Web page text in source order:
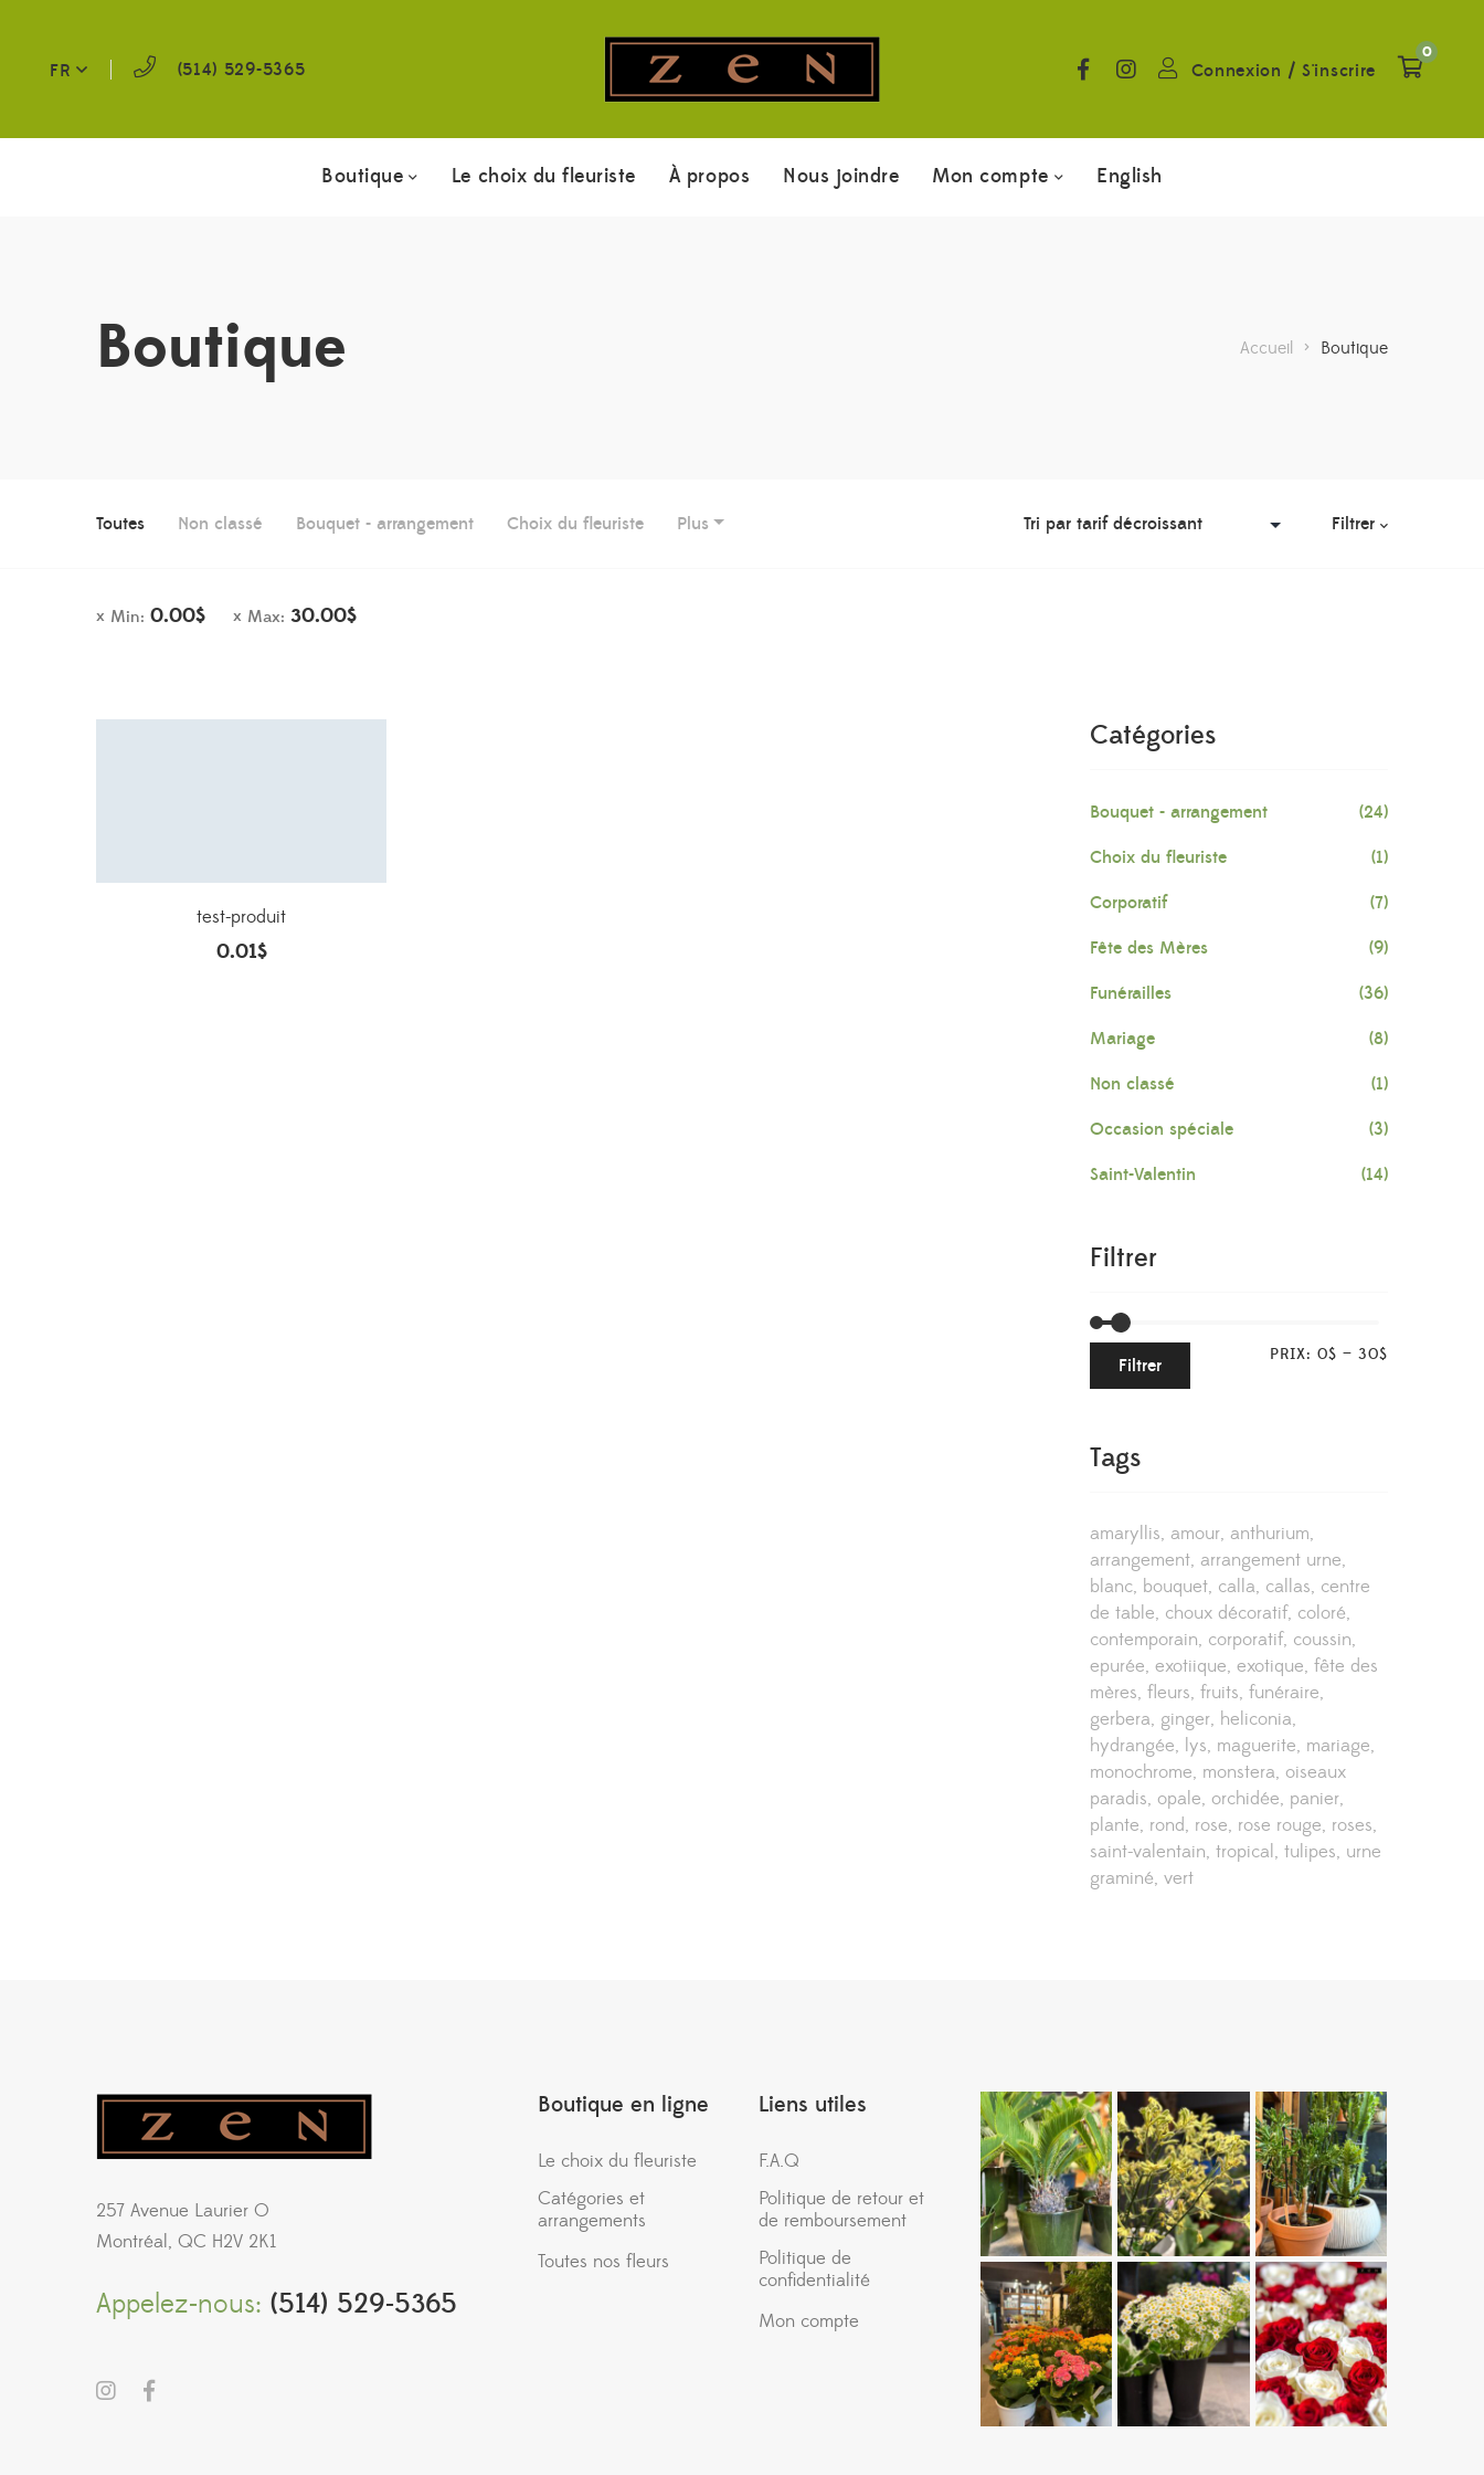
FR (514) 529-5365 Connexion / S'inscrire
0
Boutique Le choix du fleuriste À propos Nous joindre Mon compte English
Boutique Accueil > Boutique
Toutes Non classé Bouquet - arrangement Choix du fleuriste Plus Filtrer
Min: 0.00$ Max: 30.00$
test-produit
0.01$
Catégories
Bouquet - arrangement (24)
Choix du fleuriste (1)
Corporatif (7)
Fête des Mères (9)
Funérailles (36)
Mariage (8)
Non classé (1)
Occasion spéciale (3)
Saint-Valentin (14)
Filtrer
Filtrer PRIX: 0$ — 30$
Tags
amaryllis amour anthurium
arrangement arrangement urne
blanc bouquet calla callas centre
de table choux décoratif coloré
contemporain corporatif coussin
epurée exotiique exotique fête des
mères fleurs fruits funéraire
gerbera ginger heliconia
hydrangée lys maguerite mariage
monochrome monstera oiseaux
paradis opale orchidée panier
plante rond rose rose rouge roses
saint-valentain tropical tulipes urne
graminé vert
257 Avenue Laurier O
Montréal, QC H2V 2K1
Appelez-nous: (514) 529-5365
Boutique en ligne
Le choix du fleuriste
Catégories et
arrangements
Toutes nos fleurs
Liens utiles
F.A.Q
Politique de retour et
de remboursement
Politique de
confidentialité
Mon compte